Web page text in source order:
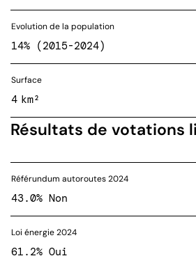
Evolution de la population
14% (2015-2024)
Surface
4 km²
Résultats de votations
Référundum autoroutes 2024
43.0% Non
Loi énergie 2024
61.2% Oui